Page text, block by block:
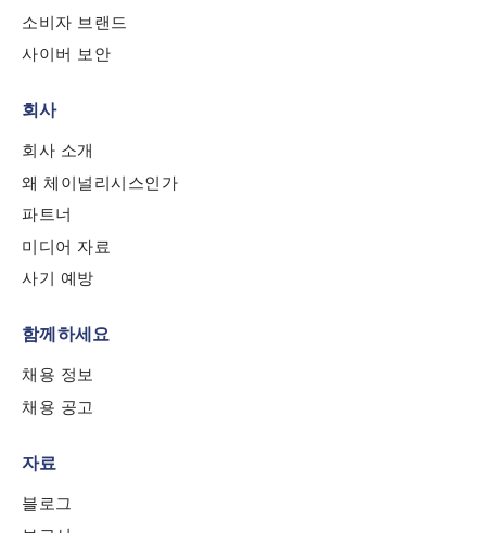
소비자 브랜드
사이버 보안
회사
회사 소개
왜 체이널리시스인가
파트너
미디어 자료
사기 예방
함께하세요
채용 정보
채용 공고
자료
블로그